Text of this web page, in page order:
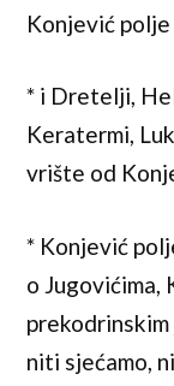
Konjević polje
* i Dretelji,
Keratermi,
vrište od
* Konjević
o Jugovićima,
niti sjećamo,